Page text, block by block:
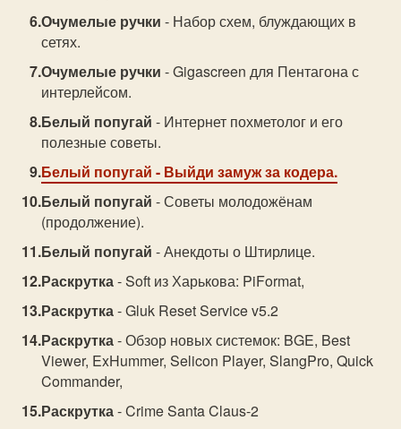
Очумелые ручки - Набор схем, блуждающих в
сетях.
Очумелые ручки - Gigascreen для Пентагона с
интерлейсом.
Белый попугай - Интернет похметолог и его
полезные советы.
Белый попугай - Выйди замуж за кодера.
Белый попугай - Советы молодожёнам
(продолжение).
Белый попугай - Анекдоты о Штирлице.
Раскрутка- Soft из Харькова: PiFormat,
Раскрутка- Gluk Reset Service v5.2
Раскрутка- Обзор новых системок: BGE, Best
Viewer, ExHummer, Selicon Player, SlangPro, Quick
Commander,
Раскрутка- Crime Santa Claus-2